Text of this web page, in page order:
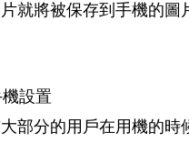
就將被保存到手機的圖
設置
分的用戶在用機的時